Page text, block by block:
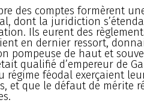
des comptes formèrent
dont la juridiction
Ils eurent des
en dernier ressort,
pompeuse de haut et
qualifié d’empereur de
régime féodal exerçaient
et que le défaut de mérite